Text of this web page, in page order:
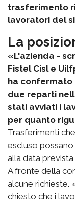
trasferimento
lavoratori del
La
«L'azienda -
Fistel Cisl e
ha
due reparti
stati avviati i
per quanto
Trasferimenti
escluso
alla data
A fronte della
alcune richieste.
chiesto che i